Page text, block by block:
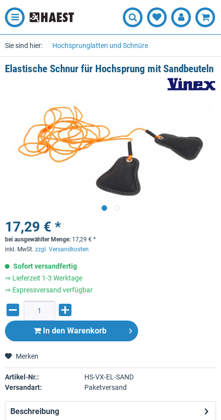
Sie sind hier: Hochsprunglatten und Schnüre
Elastische Schnur für Hochsprung mit Sandbeuteln
17,29 € *
bei ausgewählter Menge: 17,29 € *
inkl. MwSt. zzgl. Versandkosten
Sofort versandfertig
⇒ Lieferzeit 1-3 Werktage
⇒ Expressversand verfügbar
In den Warenkorb
Merken
Artikel-Nr.:
HS-VX-EL-SAND
Versandart:
Paketversand
Beschreibung